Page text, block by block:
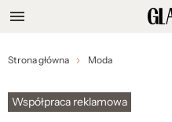
Strona główna Moda
Współpraca reklamowa